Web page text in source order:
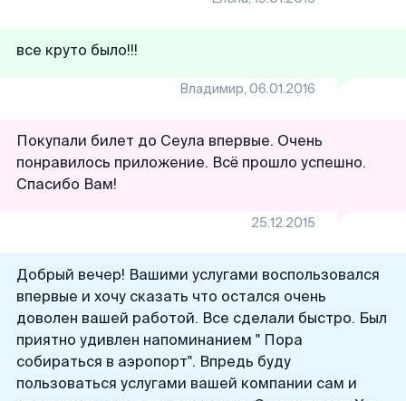
все круто было!!!
Владимир, 06.01.2016
Покупали билет до Сеула впервые. Очень
понравилось приложение. Всё прошло успешно.
Спасибо Вам!
25.12.2015
Добрый вечер! Вашими услугами воспользовался
впервые и хочу сказать что остался очень
доволен вашей работой. Все сделали быстро. Был
приятно удивлен напоминанием " Пора
собираться в аэропорт". Впредь буду
пользоваться услугами вашей компании сам и